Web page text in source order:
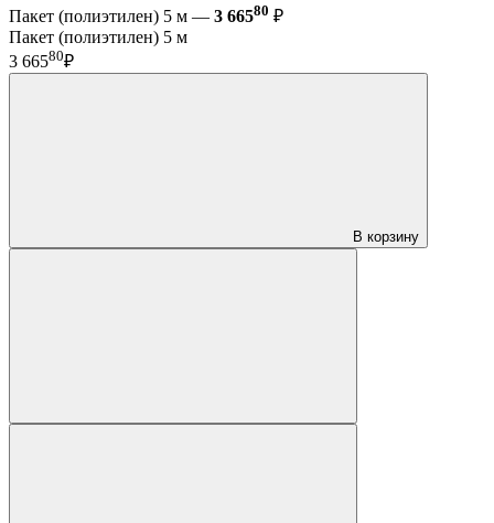
Пакет (полиэтилен) 5 м — 3 66580 ₽
Пакет (полиэтилен) 5 м
3 66580₽
В корзину